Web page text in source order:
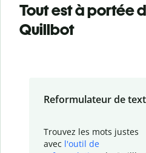
Tout est à portée
Quillbot
Reformulateur de
Trouvez les mots justes
avec l'outil de